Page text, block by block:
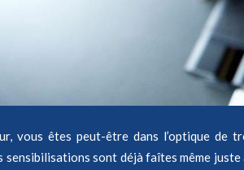
vous êtes peut-être dans l’optique de
sensibilisations sont déjà faîtes même